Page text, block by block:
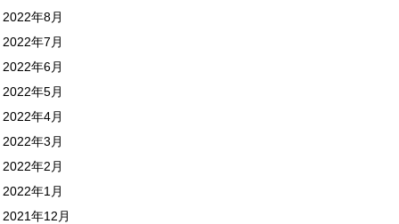
2022年8月
2022年7月
2022年6月
2022年5月
2022年4月
2022年3月
2022年2月
2022年1月
2021年12月